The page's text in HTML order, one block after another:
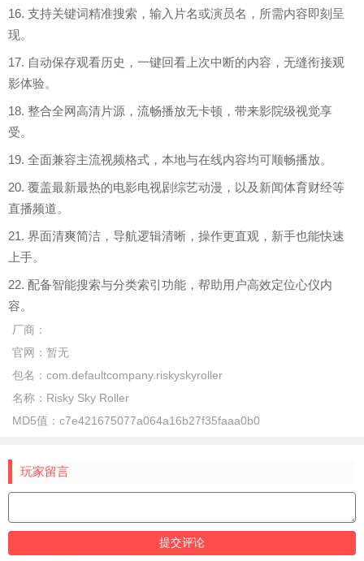
16. 支持关键词精准搜索，输入片名或演员名，所需内容即刻呈
现。
17. 自动保存观看历史，一键回看上次中断的内容，无缝衔接观
影体验。
18. 整合全网高清片源，流畅播放无卡顿，带来影院级视觉享
受。
19. 全面兼容主流视频格式，本地与在线内容均可顺畅播放。
20. 覆盖最新最热的电影电视剧综艺动漫，以及新闻体育财经等
直播频道。
21. 界面清爽简洁，导航逻辑清晰，操作更直观，新手也能快速
上手。
22. 配备智能搜索与分类索引功能，帮助用户高效定位心仪内
容。
厂商：
官网： 暂无
包名： com.defaultcompany.riskyskyroller
名称： Risky Sky Roller
MD5值： c7e421675077a064a16b27f35faaa0b0
玩家留言